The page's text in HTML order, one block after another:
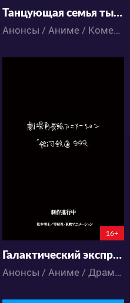
Танцующая семья тысячелетия
Анонсы / Аниме / Комедия / Экшен
24
151:3:5:8
16+
Галактический экспресс 999
Анонсы / Аниме / Драма / Космос / Приключения / Сёнэн / Фантастика